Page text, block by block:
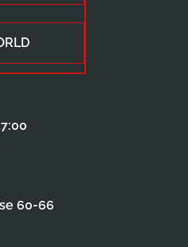
60-66